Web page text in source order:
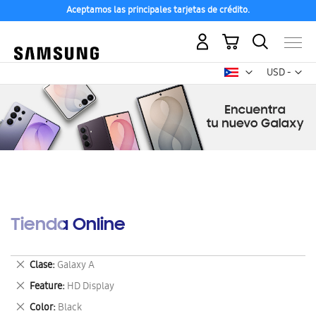
Aceptamos las principales tarjetas de crédito.
USD -
dólar
Mi carrito
Tienda Online
Clase Galaxy A
Eliminar
este
artículo
Feature HD Display
Eliminar
este
Color Black
Eliminar